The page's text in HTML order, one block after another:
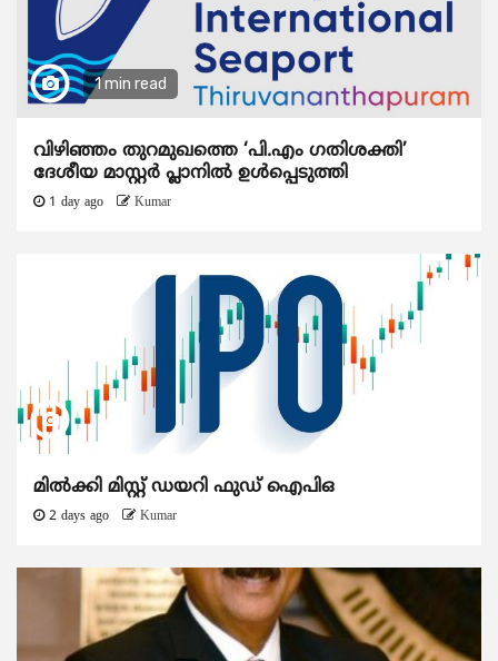
1 min read
വിഴിഞ്ഞം തുറമുഖത്തെ ‘പി.എം ഗതിശക്തി’
ദേശീയ മാസ്റ്റർ പ്ലാനിൽ ഉൾപ്പെടുത്തി
1 day ago Kumar
മിൽക്കി മിസ്റ്റ് ഡയറി ഫുഡ് ഐപിഒ
2 days ago Kumar